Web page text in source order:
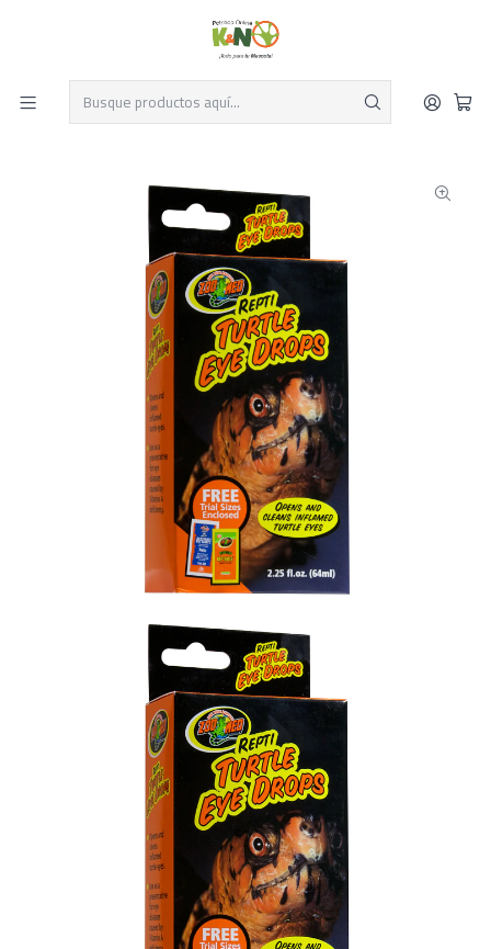
Despacho el mismo día y envío gratis por compras sobre $19.990
Leer más
Otros
Gotas Oculares para tortugas 64 ml